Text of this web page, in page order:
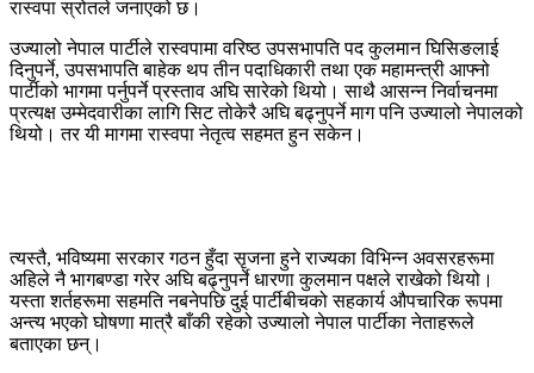
रास्वपा स्रोतले जनाएको छ।
उज्यालो नेपाल पार्टीले रास्वपामा वरिष्ठ उपसभापति पद कुलमान घिसिङलाई
दिनुपर्ने, उपसभापति बाहेक थप तीन पदाधिकारी तथा एक महामन्त्री आफ्नो
पार्टीको भागमा पर्नुपर्ने प्रस्ताव अघि सारेको थियो। साथै आसन्न निर्वाचनमा
प्रत्यक्ष उम्मेदवारीका लागि सिट तोकेरै अघि बढ्नुपर्ने माग पनि उज्यालो नेपालको
थियो। तर यी मागमा रास्वपा नेतृत्व सहमत हुन सकेन।
त्यस्तै, भविष्यमा सरकार गठन हुँदा सृजना हुने राज्यका विभिन्न अवसरहरूमा
अहिले नै भागबण्डा गरेर अघि बढ्नुपर्ने धारणा कुलमान पक्षले राखेको थियो।
यस्ता शर्तहरूमा सहमति नबनेपछि दुई पार्टीबीचको सहकार्य औपचारिक रूपमा
अन्त्य भएको घोषणा मात्रै बाँकी रहेको उज्यालो नेपाल पार्टीका नेताहरूले
बताएका छन्।